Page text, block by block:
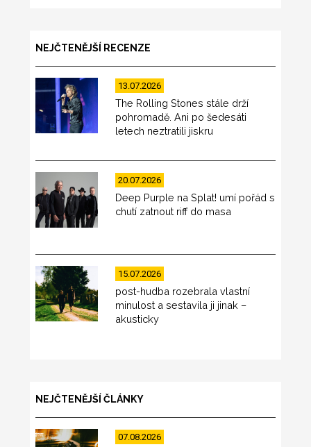
NEJČTENĚJŠÍ RECENZE
13.07.2026
The Rolling Stones stále drží
pohromadě. Ani po šedesáti
letech neztratili jiskru
20.07.2026
Deep Purple na Splat! umí pořád s
chutí zatnout riff do masa
15.07.2026
post-hudba rozebrala vlastní
minulost a sestavila ji jinak –
akusticky
NEJČTENĚJŠÍ ČLÁNKY
07.08.2026